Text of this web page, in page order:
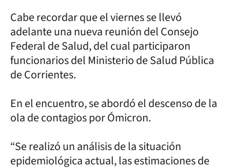
Cabe recordar que el viernes se llevó
adelante una nueva reunión del Consejo
Federal de Salud, del cual participaron
funcionarios del Ministerio de Salud Pública
de Corrientes.
En el encuentro, se abordó el descenso de la
ola de contagios por Ómicron.
“Se realizó un análisis de la situación
epidemiológica actual, las estimaciones de